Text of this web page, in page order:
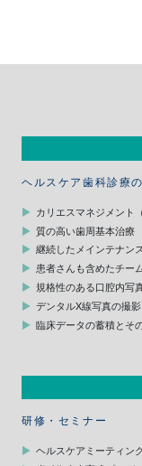
ヘルスケア歯科診療
カリエスマネジメント
質の高い歯周基本治療
継続したメインテナン
患者さんも含めたチー
規格性のある口腔内写
デンタルX線写真の撮
臨床データの蓄積とそ
研修・セミナー
ヘルスケアミーティン